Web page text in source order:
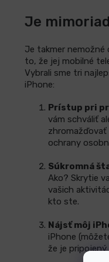
Je
Je takmer
to, že jej mobilné
Vybrali sme tri
iPhone:
Prístup pri
vám schváliť
zhromažďovať
ochrany
Súkromná
Ako? Skrytie
vašich
kto ste.
Nájsť môj
iPhone
že je